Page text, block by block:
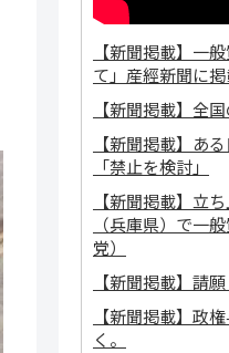
【新聞掲載】一
て」産經新聞に
【新聞掲載】全
【新聞掲載】あ
「禁止を検討」
【新聞掲載】立
（兵庫県）で一
党）
【新聞掲載】請願
【新聞掲載】政
く。